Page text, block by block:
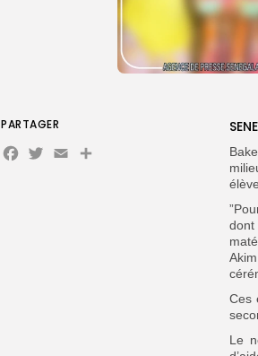
dont
Ces
Le
PARTAGER
Facebook
Twitter
EmailPartager